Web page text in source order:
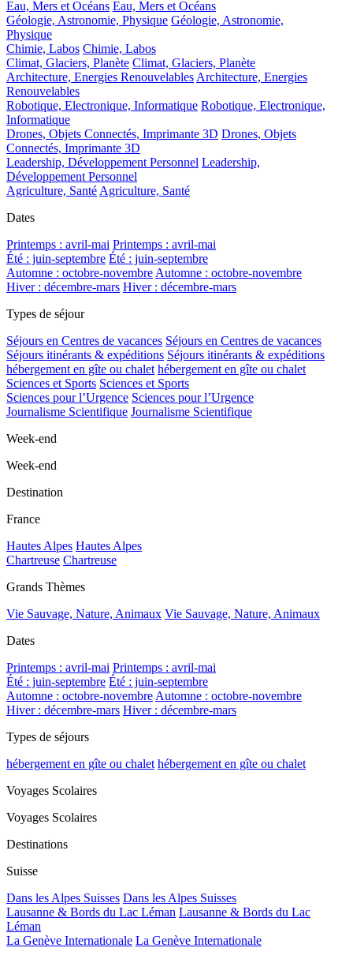
Eau, Mers et Océans Eau, Mers et Océans
Géologie, Astronomie, Physique Géologie, Astronomie,
Physique
Chimie, Labos Chimie, Labos
Climat, Glaciers, Planète Climat, Glaciers, Planète
Architecture, Energies Renouvelables Architecture, Energies
Renouvelables
Robotique, Electronique, Informatique Robotique, Electronique,
Informatique
Drones, Objets Connectés, Imprimante 3D Drones, Objets
Connectés, Imprimante 3D
Leadership, Développement Personnel Leadership,
Développement Personnel
Agriculture, Santé Agriculture, Santé
Dates
Printemps : avril-mai Printemps : avril-mai
Été : juin-septembre Été : juin-septembre
Automne : octobre-novembre Automne : octobre-novembre
Hiver : décembre-mars Hiver : décembre-mars
Types de séjour
Séjours en Centres de vacances Séjours en Centres de vacances
Séjours itinérants & expéditions Séjours itinérants & expéditions
hébergement en gîte ou chalet hébergement en gîte ou chalet
Sciences et Sports Sciences et Sports
Sciences pour l’Urgence Sciences pour l’Urgence
Journalisme Scientifique Journalisme Scientifique
Week-end
Week-end
Destination
France
Hautes Alpes Hautes Alpes
Chartreuse Chartreuse
Grands Thèmes
Vie Sauvage, Nature, Animaux Vie Sauvage, Nature, Animaux
Dates
Printemps : avril-mai Printemps : avril-mai
Été : juin-septembre Été : juin-septembre
Automne : octobre-novembre Automne : octobre-novembre
Hiver : décembre-mars Hiver : décembre-mars
Types de séjours
hébergement en gîte ou chalet hébergement en gîte ou chalet
Voyages Scolaires
Voyages Scolaires
Destinations
Suisse
Dans les Alpes Suisses Dans les Alpes Suisses
Lausanne & Bords du Lac Léman Lausanne & Bords du Lac
Léman
La Genève Internationale La Genève Internationale